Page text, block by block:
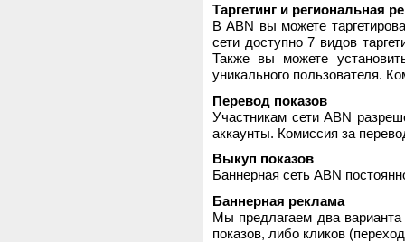
Таргетинг и региональная
В ABN вы можете
сети доступно 7 видов
Также вы можете
уникального пользователя.
Перевод показов
Участникам сети ABN
аккаунты. Комиссия за
Выкуп показов
Баннерная сеть ABN
Баннерная реклама
Мы предлагаем два
показов, либо кликов